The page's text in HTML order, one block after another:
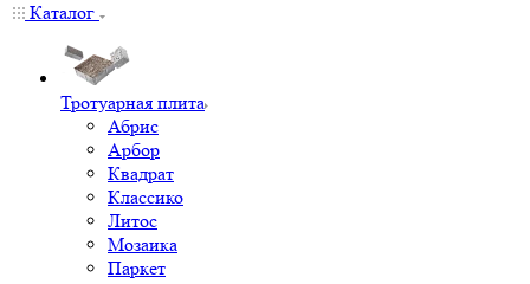
Каталог
Тротуарная плита
Абрис
Арбор
Квадрат
Классико
Литос
Мозаика
Паркет